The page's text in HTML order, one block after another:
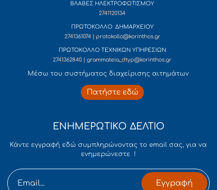
ΒΛΑΒΕΣ ΗΛΕΚΤΡΟΦΩΤΙΣΜΟΥ
2741120134
ΠΡΩΤΟΚΟΛΛΟ ΔΗΜΑΡΧΕΙΟΥ
2741361074 | protokollo@korinthos.gr
ΠΡΩΤΟΚΟΛΛΟ ΤΕΧΝΙΚΩΝ ΥΠΗΡΕΣΙΩΝ
2741362840 | grammateia_dtyp@korinthos.gr
Mέσω του συστήματος διαχείρισης αιτημάτων
Πατήστε εδώ
ΕΝΗΜΕΡΩΤΙΚΟ ΔΕΛΤΙΟ
Κάντε εγγραφή εδώ συμπληρώνοντας το email σας, για να
ενημερώνεστε !
Εγγραφή